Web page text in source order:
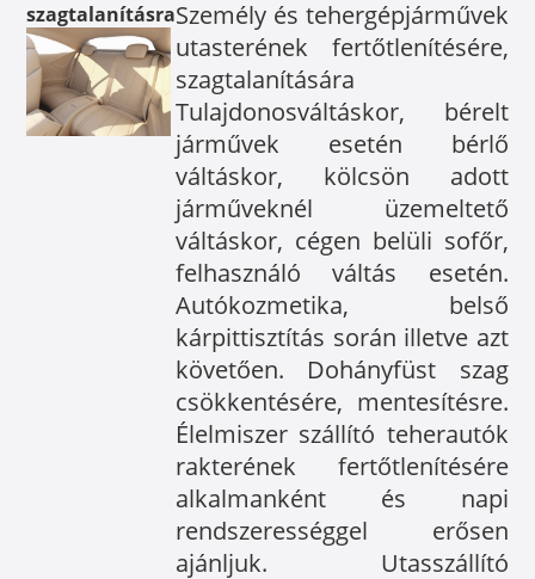
szagtalanításraSzemély és tehergépjárművek
utasterének fertőtlenítésére,
szagtalanítására
Tulajdonosváltáskor, bérelt
járművek esetén bérlő
váltáskor, kölcsön adott
járműveknél üzemeltető
váltáskor, cégen belüli sofőr,
felhasználó váltás esetén.
Autókozmetika, belső
kárpittisztítás során illetve azt
követően. Dohányfüst szag
csökkentésére, mentesítésre.
Élelmiszer szállító teherautók
rakterének fertőtlenítésére
alkalmanként és napi
rendszerességgel erősen
ajánljuk. Utasszállító